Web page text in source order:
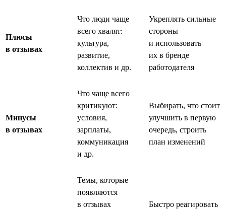
Плюсы
в отзывах
Что люди чаще
всего хвалят:
культура,
развитие,
коллектив и др.
Укреплять сильные
стороны
и использовать
их в бренде
работодателя
Минусы
в отзывах
Что чаще всего
критикуют:
условия,
зарплаты,
коммуникация
и др.
Выбирать, что стоит
улучшить в первую
очередь, строить
план изменений
Темы, которые
появляются
в отзывах
Быстро реагировать